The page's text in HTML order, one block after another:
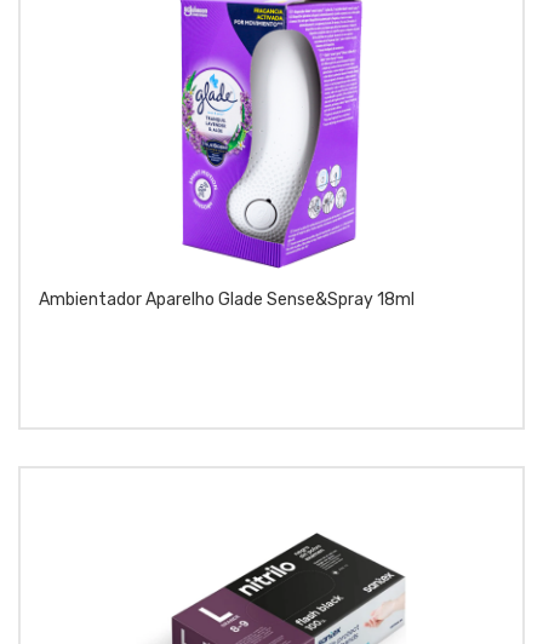
Ambientador Aparelho Glade Sense&spray 18ml